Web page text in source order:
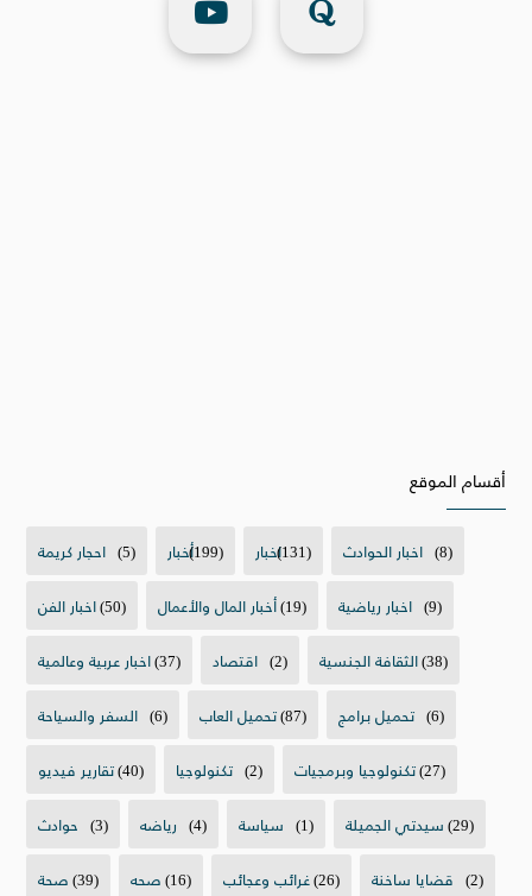
أقسام الموقع
احجار كريمة (5) أخبار(199) اخبار(131) اخبار الحوادث (8)
اخبار الفن(50) أخبار المال والأعمال(19) اخبار رياضية (9)
اخبار عربية وعالمية(37) اقتصاد (2) الثقافة الجنسية(38)
السفر والسياحة (6) تحميل العاب(87) تحميل برامج (6)
تقارير فيديو(40) تكنولوجيا (2) تكنولوجيا وبرمجيات(27)
حوادث (3) رياضه (4) سياسة (1) سيدتي الجميلة(29)
صحة(39) صحه(16) غرائب وعجائب(26) قضايا ساخنة (2)